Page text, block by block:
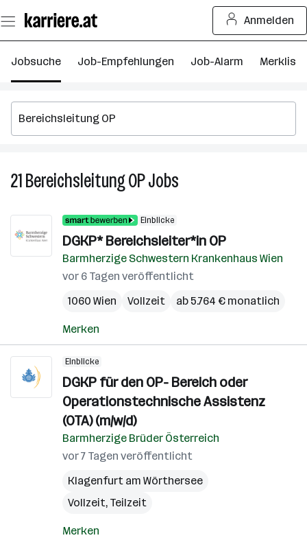
Seiteninhalt
springen
Anmelden
Jobsuche Job-Empfehlungen Job-Alarm Merkliste
21Bereichsleitung OPJobs
Einblicke
DGKP* Bereichsleiter*in OP
Barmherzige Schwestern Krankenhaus Wien
vor 6 Tagen veröffentlicht
1060 Wien
Vollzeit ab 5.764 € monatlich
Merken
Einblicke
DGKP für den OP- Bereich oder
Operationstechnische Assistenz
(OTA) (m/w/d)
Barmherzige Brüder Österreich
vor 7 Tagen veröffentlicht
Klagenfurt am Wörthersee
Vollzeit, Teilzeit
Merken